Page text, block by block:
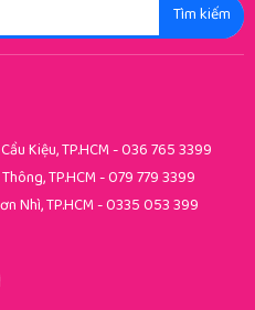
Tìm kiếm
Kiệu, TP.HCM-036 765 3399
TP.HCM-079 779 3399
Nhì, TP.HCM-0335 053 399